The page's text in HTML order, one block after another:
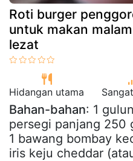
Roti burger
untuk makan
lezat
Hidangan utama
Bahan-bahan: 1
persegi panjang 250
1 bawang bombay
iris keju cheddar